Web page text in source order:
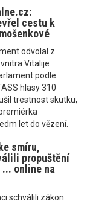
cestu k
odvolal z
Vitalije
podle
hlasy 310
trestnost skutku,
let do vězení.
smíru,
propuštění
... online na
schválili zákon